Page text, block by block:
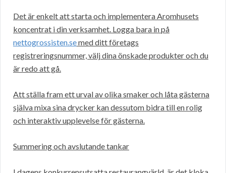
Det är enkelt att starta och implementera Aromhusets
koncentrat i din verksamhet. Logga bara in på
nettogrossisten.semed ditt företags
registreringsnummer, välj dina önskade produkter och du
är redo att gå.
Att ställa fram ett urval av olika smaker och låta gästerna
själva mixa sina drycker kan dessutom bidra till en rolig
och interaktiv upplevelse för gästerna.
Summering och avslutande tankar